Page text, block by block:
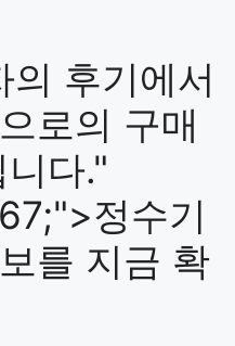
후기에서
로의 구매
다."
정수기
를 지금 확